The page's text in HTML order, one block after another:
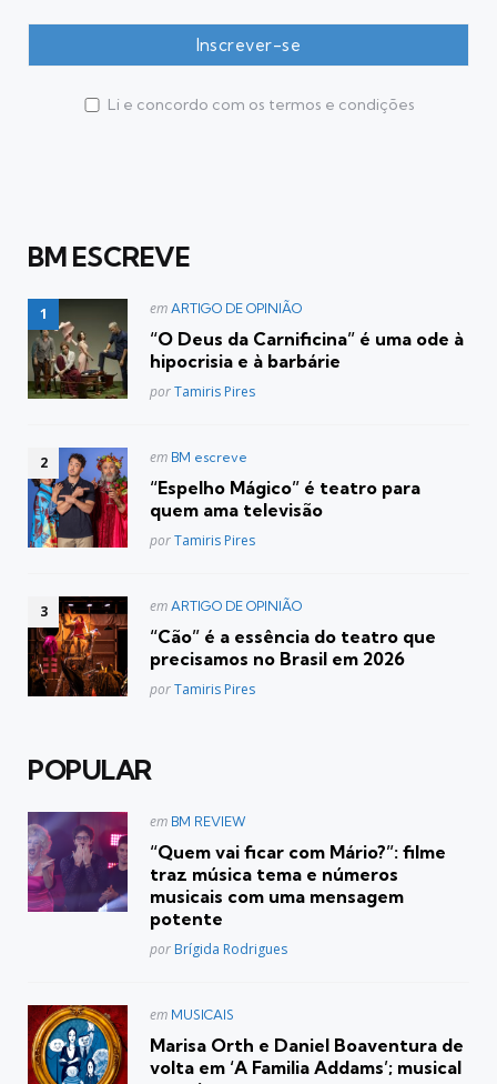
Li e concordo com os termos e condições
BM ESCREVE
Postado
em ARTIGO DE OPINIÃO
“O Deus da Carnificina” é uma ode à
hipocrisia e à barbárie
Posted
porTamiris Pires
Postado
em BM escreve
“Espelho Mágico” é teatro para
quem ama televisão
Posted
porTamiris Pires
Postado
em ARTIGO DE OPINIÃO
“Cão” é a essência do teatro que
precisamos no Brasil em 2026
Posted
porTamiris Pires
POPULAR
Postado
em BM REVIEW
“Quem vai ficar com Mário?”: filme
traz música tema e números
musicais com uma mensagem
potente
Posted
por Brígida Rodrigues
Postado
em MUSICAIS
Marisa Orth e Daniel Boaventura de
volta em ‘A Familia Addams’; musical